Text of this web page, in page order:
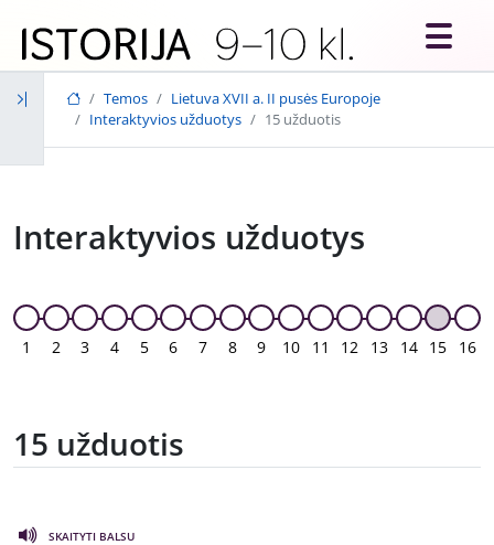
Temos
Lietuva XVII a. II pusės Europoje
Interaktyvios užduotys
15 užduotis
Interaktyvios užduotys
1 2 3 4 5 6 7 8 9 10 11 12 13 14 15 16
15 užduotis
SKAITYTI BALSU